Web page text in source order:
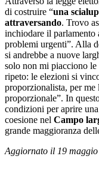
di costruire “una
attraversando. Trovo
inchiodare il parlamento
problemi urgenti”. Alla
si andrebbe a nuove
solo non mi piacciono
ripeto: le elezioni si
proporzionalista, per
proporzionale”. In
condizioni per aprire
coesione nel Campo
grande maggioranza
Aggiornato il 19